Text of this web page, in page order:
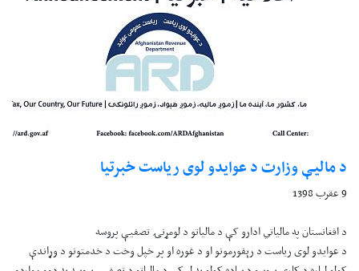
د ماليې وزارت د عوايدو لوی رياست خبرتيا
9 عقرب 1398
د افغانستان په مالياتي ادارو کې د مالياتو د لومړنۍ تصفيې پروسه
د عوايدو لوی رياست د رېفورمونو او د غوره او پر خپل وخت د خدمتونو د وړاندې